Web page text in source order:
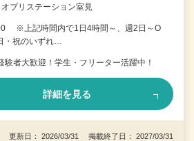
ブリステーション室見
※上記時間内で1日4時間～、週2日～O
祝のいずれ…
験者大歓迎！学生・フリーター活躍中！
詳細を見る
更新日： 2026/03/31 掲載終了日： 2027/03/31